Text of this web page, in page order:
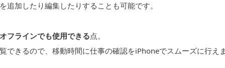
加したり編集したりすることも可能です。
オフラインでも使用できる点。
できるので、移動時間に仕事の確認をiPhoneでスムーズに行え